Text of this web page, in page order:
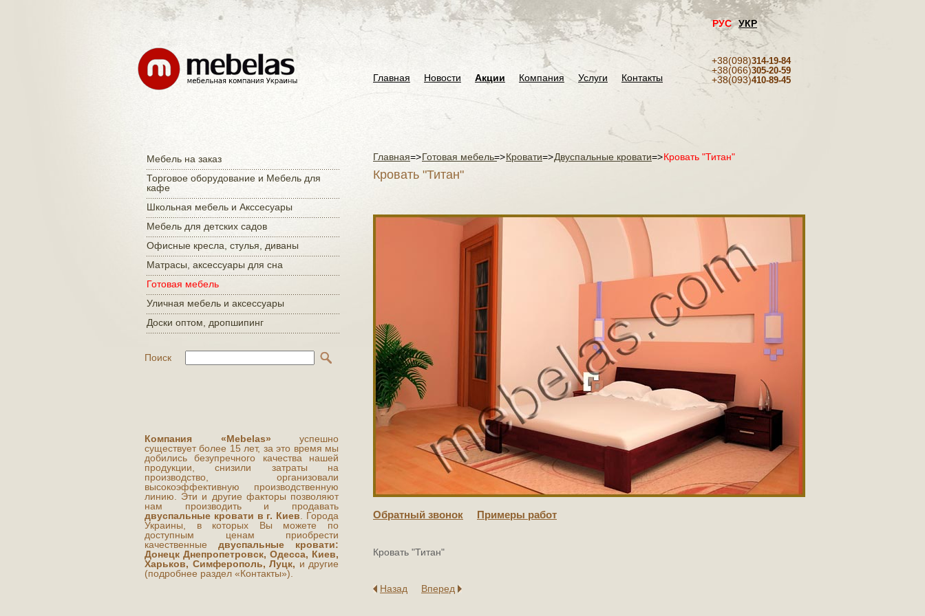
РУС УКР
Главная Новости Акции Компания Услуги Контакты
+38(098)314-19-84
+38(066)305-20-59
+38(093)410-89-45
Мебель на заказ
Торговое оборудование и Мебель для
кафе
Школьная мебель и Акссесуары
Мебель для детских садов
Офисные кресла, стулья, диваны
Матраcы, аксессуары для сна
Готовая мебель
Уличная мебель и аксессуары
Доски оптом, дропшипинг
Поиск
Компания «Mebelas» успешно
существует более 15 лет, за это время мы
добились безупречного качества нашей
продукции, снизили затраты на
производство, организовали
высокоэффективную производственную
линию. Эти и другие факторы позволяют
нам производить и продавать
двуспальные кровати в г. Киев . Города
Украины, в которых Вы можете по
доступным ценам приобрести
качественные двуспальные кровати:
Донецк Днепропетровск, Одесса, Киев,
Харьков, Симферополь, Луцк, и другие
(подробнее раздел «Контакты»).
Главная=>Готовая мебель=>Кровати=>Двуспальные кровати=>Кровать "Титан"
Кровать "Титан"
Обратный звонок Примеры работ
Кровать "Титан"
Назад Вперед